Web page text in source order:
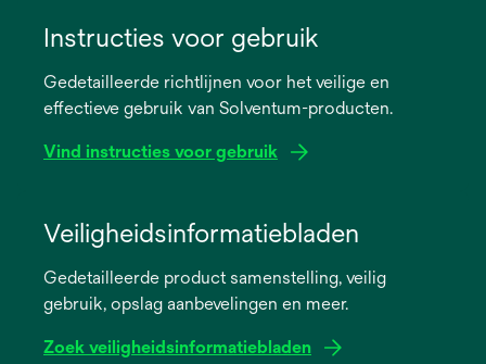
Instructies voor gebruik
Gedetailleerde richtlijnen voor het veilige en
effectieve gebruik van Solventum-producten.
Vind instructies voor gebruik
new
Veiligheidsinformatiebladen
Gedetailleerde product samenstelling, veilig
gebruik, opslag aanbevelingen en meer.
Zoek veiligheidsinformatiebladen